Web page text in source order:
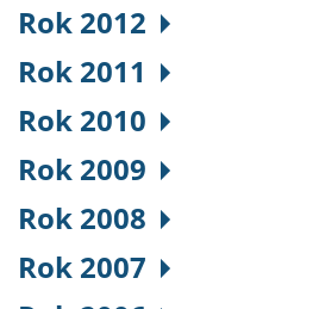
Rok 2012
Rok 2011
Rok 2010
Rok 2009
Rok 2008
Rok 2007